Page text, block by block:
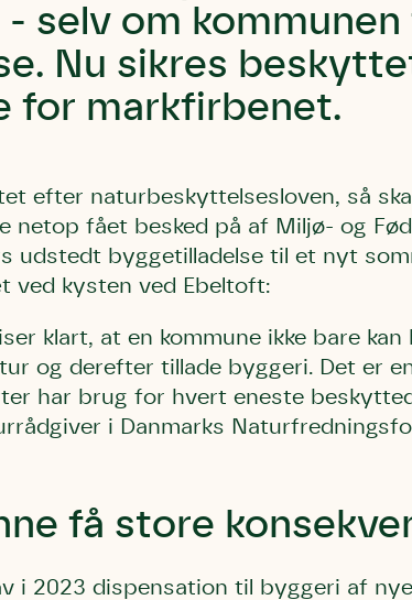
selv om
Nu sikres
for markfirbenet.
efter naturbeskyttelsesloven, så
netop fået besked på af Miljø- og
udstedt byggetilladelse til et nyt
ved kysten ved Ebeltoft:
klart, at en kommune ikke bare
og derefter tillade byggeri. Det er
har brug for hvert eneste
i Danmarks
få store
i 2023 dispensation til byggeri af
på Skriv under
Fornavn
på
til Kolding
Storken